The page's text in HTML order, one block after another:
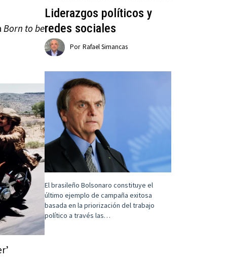
Born to be
Liderazgos políticos y
redes sociales
Por Rafael Simancas
El brasileño Bolsonaro constituye el
último ejemplo de campaña exitosa
basada en la priorización del trabajo
político a través las…